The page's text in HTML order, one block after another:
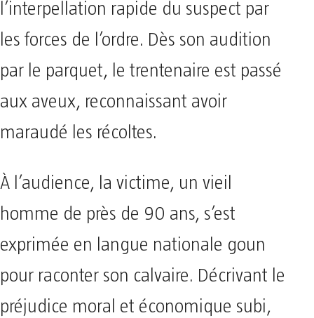
l’interpellation rapide du suspect par
les forces de l’ordre. Dès son audition
par le parquet, le trentenaire est passé
aux aveux, reconnaissant avoir
maraudé les récoltes.
​À l’audience, la victime, un vieil
homme de près de 90 ans, s’est
exprimée en langue nationale goun
pour raconter son calvaire. Décrivant le
préjudice moral et économique subi,